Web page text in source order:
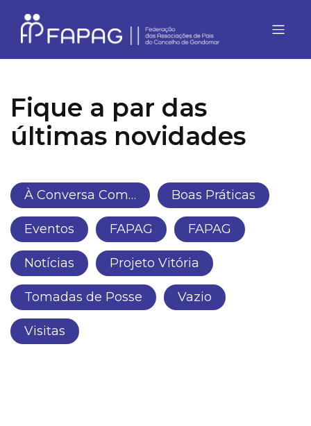
Fique a par das
últimas novidades
À Conversa Com… Boas Práticas
Eventos FAPAG FAPAG
Notícias Projeto Vitória
Tomadas de Posse Vazio
Visitas